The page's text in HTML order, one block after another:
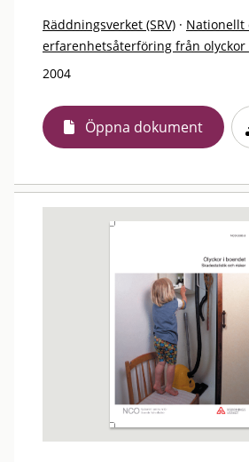
Räddningsverket (SRV) · Nationellt
erfarenhetsåterföring från olyckor
2004
Öppna dokument